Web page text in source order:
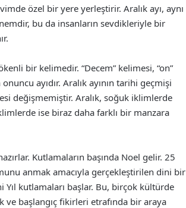
özel bir yere yerleştirir. Aralık ayı, aynı
bu da insanların sevdikleriyle bir
bir kelimedir. “Decem” kelimesi, “on”
ayıdır. Aralık ayının tarihi geçmişi
değişmemiştir. Aralık, soğuk iklimlerde
ise biraz daha farklı bir manzara
Kutlamaların başında Noel gelir. 25
anmak amacıyla gerçekleştirilen dini bir
Yıl kutlamaları başlar. Bu, birçok kültürde
başlangıç fikirleri etrafında bir araya